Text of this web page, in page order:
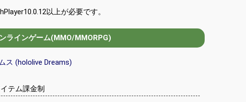
以上が必要です。
ラインゲーム(MMO/MMORPG)
ス (hololive Dreams)
テム課金制